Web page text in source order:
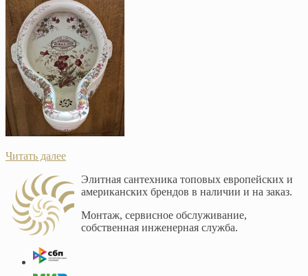
Читать далее
Элитная сантехника топовых европейских и
американских брендов в наличии и на заказ.
Монтаж, сервисное обслуживание,
собственная инженерная служба.